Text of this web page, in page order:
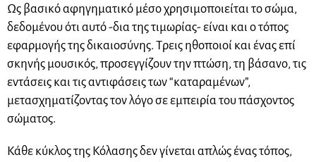
Ως βασικό αφηγηματικό μέσο χρησιμοποιείται το σώμα,
δεδομένου ότι αυτό -δια της τιμωρίας- είναι και ο τόπος
εφαρμογής της δικαιοσύνης. Τρεις ηθοποιοί και ένας επί
σκηνής μουσικός, προσεγγίζουν την πτώση, τη βάσανο, τις
εντάσεις και τις αντιφάσεις των “καταραμένων”,
μετασχηματίζοντας τον λόγο σε εμπειρία του πάσχοντος
σώματος.
Κάθε κύκλος της Κόλασης δεν γίνεται απλώς ένας τόπος,